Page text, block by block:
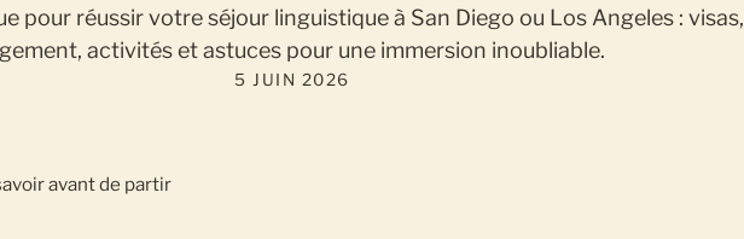
pour réussir votre séjour linguistique à San Diego ou Los Angeles : visas,
activités et astuces pour une immersion inoubliable.
5 JUIN 2026